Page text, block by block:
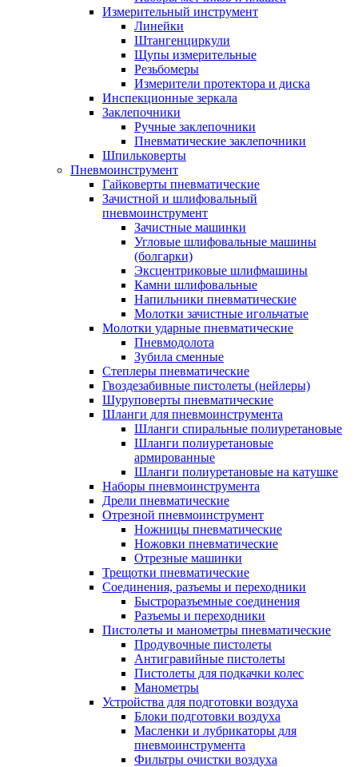
Измерительный инструмент
Линейки
Штангенциркули
Щупы измерительные
Резьбомеры
Измерители протектора и диска
Инспекционные зеркала
Заклепочники
Ручные заклепочники
Пневматические заклепочники
Шпильковерты
Пневмоинструмент
Гайковерты пневматические
Зачистной и шлифовальный
пневмоинструмент
Зачистные машинки
Угловые шлифовальные машины
(болгарки)
Эксцентриковые шлифмашины
Камни шлифовальные
Напильники пневматические
Молотки зачистные игольчатые
Молотки ударные пневматические
Пневмодолота
Зубила сменные
Степлеры пневматические
Гвоздезабивные пистолеты (нейлеры)
Шуруповерты пневматические
Шланги для пневмоинструмента
Шланги спиральные полиуретановые
Шланги полиуретановые
армированные
Шланги полиуретановые на катушке
Наборы пневмоинструмента
Дрели пневматические
Отрезной пневмоинструмент
Ножницы пневматические
Ножовки пневматические
Отрезные машинки
Трещотки пневматические
Соединения, разъемы и переходники
Быстроразъемные соединения
Разъемы и переходники
Пистолеты и манометры пневматические
Продувочные пистолеты
Антигравийные пистолеты
Пистолеты для подкачки колес
Манометры
Устройства для подготовки воздуха
Блоки подготовки воздуха
Масленки и лубрикаторы для
пневмоинструмента
Фильтры очистки воздуха